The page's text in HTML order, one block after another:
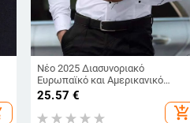
Νέο 2025 Διασυνοριακό
Ευρωπαϊκό και Αμερικανικό
Ανδρικό Πουκάμισο Business
Casual με Τετράπλευρη Ελαστική
Στάμπα, Λεπτό Αντιρυτιδικό
25.57 €
add_shopping_cart